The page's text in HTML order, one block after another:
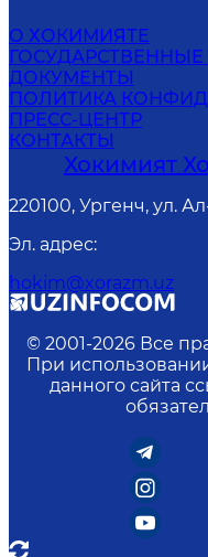
О ХОКИМИЯТЕ
ГОСУДАРСТВЕННЫЕ
ДОКУМЕНТЫ
ПОЛИТИКА
ПРЕСС-ЦЕНТР
КОНТАКТЫ
Хокимият
220100, Ургенч, ул.
Эл. адрес:
hokim@xorazm.uz
© 2001-2026 Все
При
данного сайта